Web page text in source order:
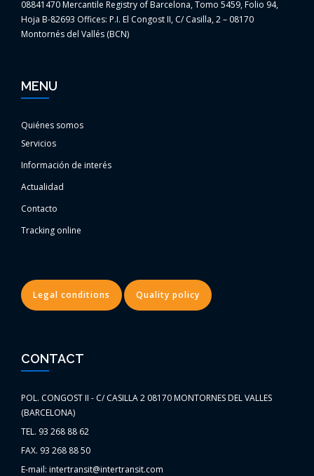
08841470 Mercantile Registry of Barcelona, Tomo 5459, Folio 94,
Hoja B-82693 Offices: P.I. El Congost II, C/ Casilla, 2 – 08170
Montornés del Vallés (BCN)
MENU
Quiénes somos
Servicios
Información de interés
Actualidad
Contacto
Tracking online
Legal conditions Quality policy
CONTACT
POL. CONGOST II - C/ CASILLA 2 08170 MONTORNES DEL VALLES
(BARCELONA)
TEL. 93 268 88 62
FAX. 93 268 88 50
E-mail: intertransit@intertransit.com